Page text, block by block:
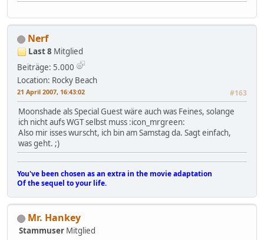
Nerf
Last 8 Mitglied
Beiträge: 5.000
Location: Rocky Beach
21 April 2007, 16:43:02 #163
Moonshade als Special Guest wäre auch was Feines, solange
ich nicht aufs WGT selbst muss :icon_mrgreen:
Also mir isses wurscht, ich bin am Samstag da. Sagt einfach,
was geht. ;)
You've been chosen as an extra in the movie adaptation
Of the sequel to your life.
Mr. Hankey
Stammuser Mitglied